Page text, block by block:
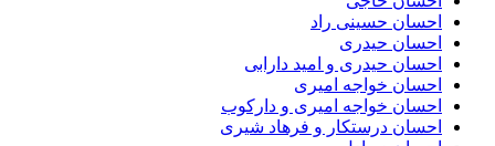
احسان حسینی راد
احسان حیدری
احسان حیدری و امید دارابی
احسان خواجه امیری
احسان خواجه امیری و دارکوب
احسان درستكار و فرهاد شيرى